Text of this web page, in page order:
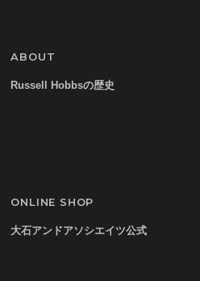
ABOUT
Russell Hobbsの歴史
ONLINE SHOP
大石アンドアソシエイツ公式